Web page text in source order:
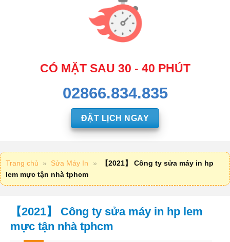
CÓ MẶT SAU 30 - 40 PHÚT
02866.834.835
ĐẶT LỊCH NGAY
Trang chủ » Sửa Máy In »
【2021】 Công ty sửa máy in hp
lem mực tận nhà tphcm
【2021】 Công ty sửa máy in hp lem
mực tận nhà tphcm